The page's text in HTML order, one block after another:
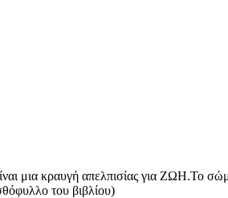
μια κραυγή απελπισίας για ΖΩΗ.Το
του βιβλίου)